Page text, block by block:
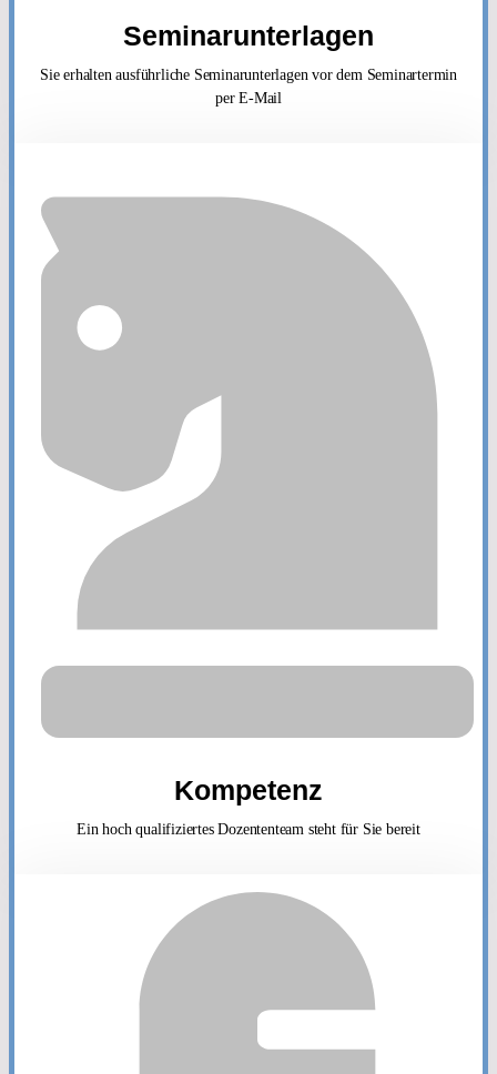
Seminarunterlagen
Sie erhalten ausführliche Seminarunterlagen vor dem Seminartermin
per E-Mail
Kompetenz
Ein hoch qualifiziertes Dozententeam steht für Sie bereit